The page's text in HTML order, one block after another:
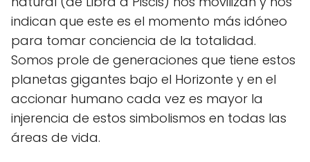
indican que este es el momento más idóneo
para tomar conciencia de la totalidad.
Somos prole de generaciones que tiene estos
planetas gigantes bajo el Horizonte y en el
accionar humano cada vez es mayor la
injerencia de estos simbolismos en todas las
áreas de vida.